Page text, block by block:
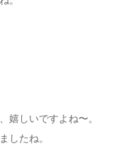
嬉しいですよね〜。
したね。